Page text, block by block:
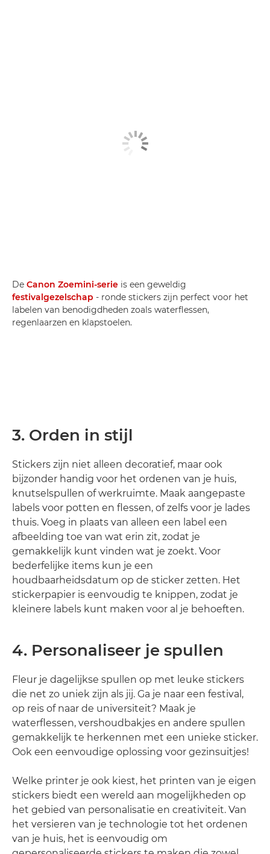
De Canon Zoemini-serie is een geweldig
festivalgezelschap - ronde stickers zijn perfect voor het
labelen van benodigdheden zoals waterflessen,
regenlaarzen en klapstoelen.
3. Orden in stijl
Stickers zijn niet alleen decoratief, maar ook
bijzonder handig voor het ordenen van je huis,
knutselspullen of werkruimte. Maak aangepaste
labels voor potten en flessen, of zelfs voor je lades
thuis. Voeg in plaats van alleen een label een
afbeelding toe van wat erin zit, zodat je
gemakkelijk kunt vinden wat je zoekt. Voor
bederfelijke items kun je een
houdbaarheidsdatum op de sticker zetten. Het
stickerpapier is eenvoudig te knippen, zodat je
kleinere labels kunt maken voor al je behoeften.
4. Personaliseer je spullen
Fleur je dagelijkse spullen op met leuke stickers
die net zo uniek zijn als jij. Ga je naar een festival,
op reis of naar de universiteit? Maak je
waterflessen, vershoudbakjes en andere spullen
gemakkelijk te herkennen met een unieke sticker.
Ook een eenvoudige oplossing voor gezinsuitjes!
Welke printer je ook kiest, het printen van je eigen
stickers biedt een wereld aan mogelijkheden op
het gebied van personalisatie en creativiteit. Van
het versieren van je technologie tot het ordenen
van je huis, het is eenvoudig om